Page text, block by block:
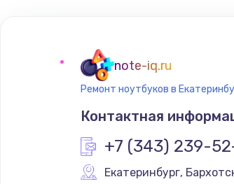
note-iq.ru
Ремонт ноутбуков в
Контактная
+7 (343) 239-
Екатеринбург,